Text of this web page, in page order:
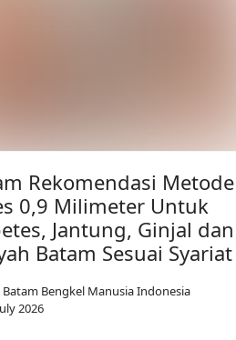
Rekomendasi Metode
0,9 Milimeter Untuk
Jantung, Ginjal dan
Batam Sesuai Syariat
Batam Bengkel Manusia Indonesia
2026